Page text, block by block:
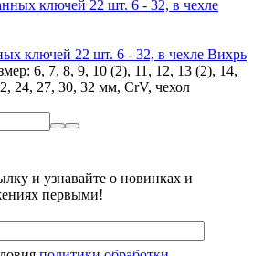
ключей 22 шт. 6 - 32, в чехле Вихрь
6, 7, 8, 9, 10 (2), 11, 12, 13 (2), 14,
24, 27, 30, 32 мм, CrV, чехол
и узнавайте о новинках и
первыми!